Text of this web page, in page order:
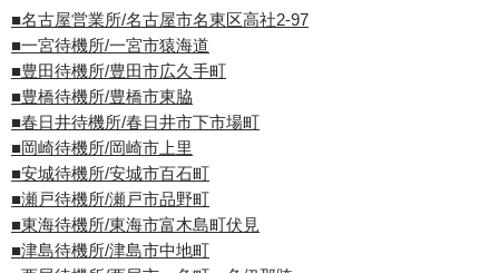
■名古屋営業所/名古屋市名東区高社2-97
■一宮待機所/一宮市猿海道
■豊田待機所/豊田市広久手町
■豊橋待機所/豊橋市東脇
■春日井待機所/春日井市下市場町
■岡崎待機所/岡崎市上里
■安城待機所/安城市百石町
■瀬戸待機所/瀬戸市品野町
■東海待機所/東海市富木島町伏見
■津島待機所/津島市中地町